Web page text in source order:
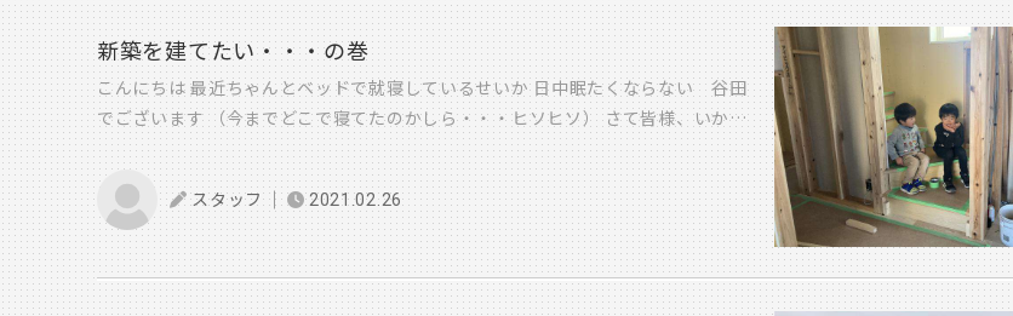
新築を建てたい・・・の巻
こんにちは 最近ちゃんとベッドで就寝しているせいか 日中眠たくならない 谷田
でございます （今までどこで寝てたのかしら・・・ヒソヒソ） さて皆様、いかが
お過ごしでしょうか やっと来た春のような陽気に胸躍らせたと思いきや 今日は朝
から冷たい雨が降っておりますね そんな 谷田の毎朝のルーティーンといえば ま
ず、目がさめると その日の天気に合わせて音楽をかけます 今日のような雨の日
は・・・・ 谷田： 『アレクサ 雨の日に聞きたい洋楽 かけて』 アレクサ：
『かしこまりました アマゾンプライムミュージックから 雨の日に聴きたい洋
楽をおかけします』 谷田： 『アレクサ ありがとう』 アレクサ： 『ど
スタッフ 2021.02.26